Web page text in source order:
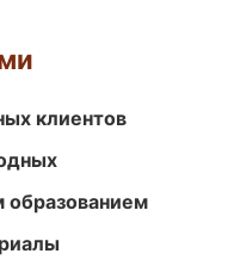
клиентов
образованием